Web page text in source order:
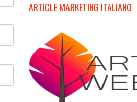
ARTICLE MARKETING ITALIANO